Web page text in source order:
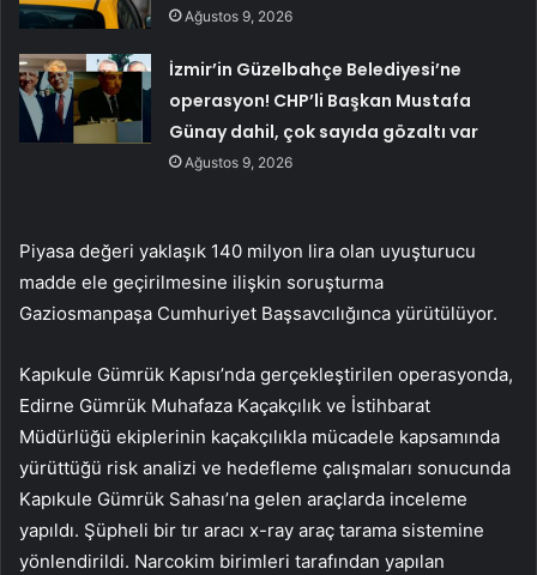
Ağustos 9, 2026
İzmir’in Güzelbahçe Belediyesi’ne
operasyon! CHP’li Başkan Mustafa
Günay dahil, çok sayıda gözaltı var
Ağustos 9, 2026
Piyasa değeri yaklaşık 140 milyon lira olan uyuşturucu
madde ele geçirilmesine ilişkin soruşturma
Gaziosmanpaşa Cumhuriyet Başsavcılığınca yürütülüyor.
Kapıkule Gümrük Kapısı’nda gerçekleştirilen operasyonda,
Edirne Gümrük Muhafaza Kaçakçılık ve İstihbarat
Müdürlüğü ekiplerinin kaçakçılıkla mücadele kapsamında
yürüttüğü risk analizi ve hedefleme çalışmaları sonucunda
Kapıkule Gümrük Sahası’na gelen araçlarda inceleme
yapıldı. Şüpheli bir tır aracı x-ray araç tarama sistemine
yönlendirildi. Narcokim birimleri tarafından yapılan